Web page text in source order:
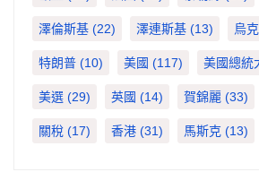
澤倫斯基 (22) 澤連斯基 (13) 烏
特朗普 (10) 美國 (117) 美國總統
美選 (29) 英國 (14) 賀錦麗 (33)
關稅 (17) 香港 (31) 馬斯克 (13)